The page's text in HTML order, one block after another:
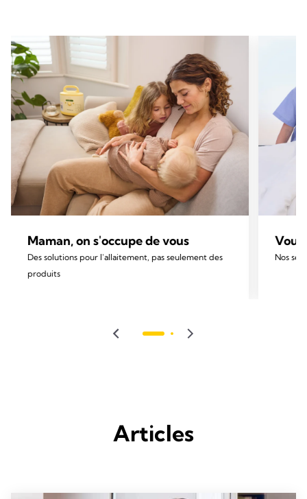
Maman, on s'occupe de vous
Des solutions pour l'allaitement, pas seulement des
produits
Nos
Articles